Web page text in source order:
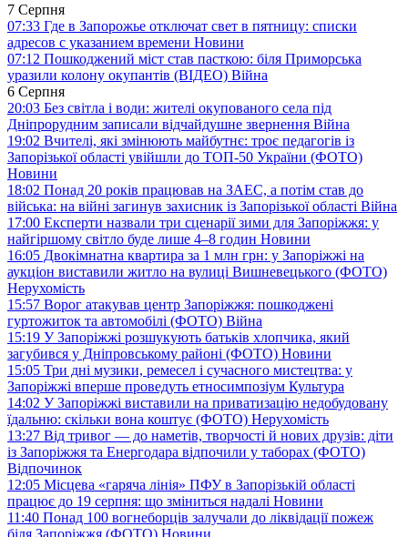
7 Серпня
07:33 Где в Запорожье отключат свет в пятницу: списки
адресов с указанием времени Новини
07:12 Пошкоджений міст став пасткою: біля Приморська
уразили колону окупантів (ВІДЕО) Війна
6 Серпня
20:03 Без світла і води: жителі окупованого села під
Дніпрорудним записали відчайдушне звернення Війна
19:02 Вчителі, які змінюють майбутнє: троє педагогів із
Запорізької області увійшли до ТОП-50 України (ФОТО)
Новини
18:02 Понад 20 років працював на ЗАЕС, а потім став до
війська: на війні загинув захисник із Запорізької області Війна
17:00 Експерти назвали три сценарії зими для Запоріжжя: у
найгіршому світло буде лише 4–8 годин Новини
16:05 Двокімнатна квартира за 1 млн грн: у Запоріжжі на
аукціон виставили житло на вулиці Вишневецького (ФОТО)
Нерухомість
15:57 Ворог атакував центр Запоріжжя: пошкоджені
гуртожиток та автомобілі (ФОТО) Війна
15:19 У Запоріжжі розшукують батьків хлопчика, який
загубився у Дніпровському районі (ФОТО) Новини
15:05 Три дні музики, ремесел і сучасного мистецтва: у
Запоріжжі вперше проведуть етносимпозіум Культура
14:02 У Запоріжжі виставили на приватизацію недобудовану
їдальню: скільки вона коштує (ФОТО) Нерухомість
13:27 Від тривог — до наметів, творчості й нових друзів: діти
із Запоріжжя та Енергодара відпочили у таборах (ФОТО)
Відпочинок
12:05 Місцева «гаряча лінія» ПФУ в Запорізькій області
працює до 19 серпня: що зміниться надалі Новини
11:40 Понад 100 вогнеборців залучали до ліквідації пожеж
біля Запоріжжя (ФОТО) Новини